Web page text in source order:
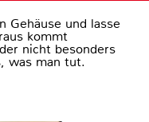
Gehäuse und lasse
kommt
nicht besonders
was man tut.